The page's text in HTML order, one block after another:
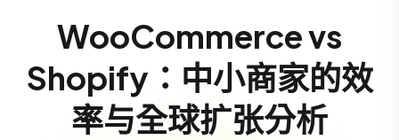
WooCommerce vs
Shopify：中小商家的效
率与全球扩张分析